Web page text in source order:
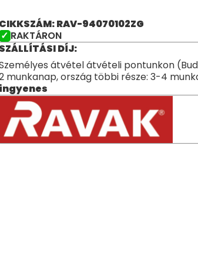
CIKKSZÁM: RAV-94070102ZG
RAKTÁRON
SZÁLLÍTÁSI DÍJ:
átvétel átvételi pontunkon
munkanap, ország többi része: 3-4
ingyenes